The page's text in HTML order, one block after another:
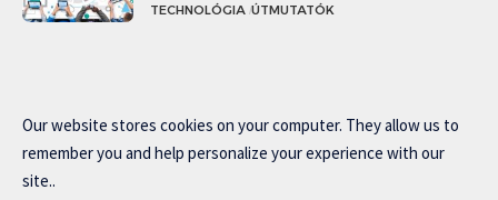
TECHNOLÓGIA ÚTMUTATÓK
Our website stores cookies on your computer. They allow us to
remember you and help personalize your experience with our
site..